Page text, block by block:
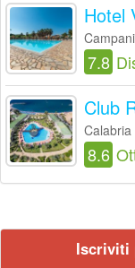
Hotel
7.8
Club
Calabria
8.6
Iscriviti